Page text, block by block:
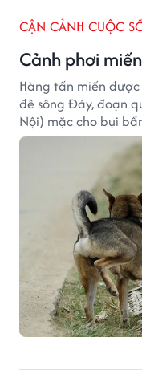
Cảnh phơi
CẬN CẢNH CUỘC
Hàng tấn miến
đê sông Đáy, đoạn
Nội) mặc cho bụi
gà kiếm thức ăn